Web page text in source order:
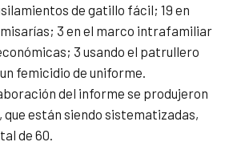
de gatillo fácil; 19 en
3 en el marco intrafamiliar
3 usando el patrullero
femicidio de uniforme.
del informe se produjeron
que están siendo sistematizadas,
de 60.